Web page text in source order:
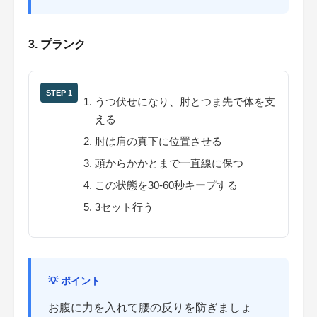
3. プランク
STEP 1
うつ伏せになり、肘とつま先で体を支
える
肘は肩の真下に位置させる
頭からかかとまで一直線に保つ
この状態を30-60秒キープする
3セット行う
💡 ポイント
お腹に力を入れて腰の反りを防ぎましょ